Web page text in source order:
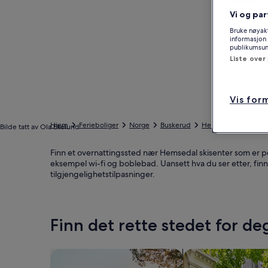
Bilde tatt av Ola Ekelund
Hjem Ferieboliger Norge Buskerud Hemsedal
Finn et overnattingssted nær Hemsedal skisenter som
eksempel wi-fi og boblebad. Uansett hva du ser etter,
tilgjengelighetstilpasninger.
Finn det rette stedet for
Søk etter
Vi og
Bruke
informasjon
Liste
Vis